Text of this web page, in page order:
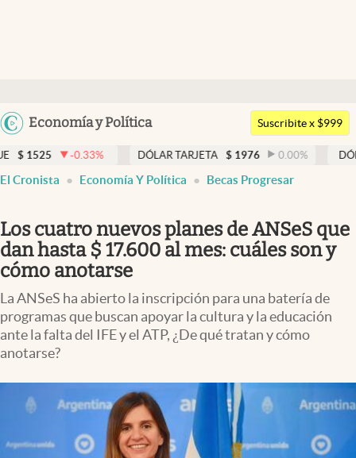
Argentina
Uruguay
Economía y Política
Members
Economía y Política
Finanzas y Mercados
Negocios
Columnistas
Otras secciones
Apertura
Suscribite x $999
% DÓLAR TARJETA $ 1976 0.00% DÓLAR MEP
El Cronista Economía Y Política Becas Progresar
Los cuatro nuevos planes de ANSeS que
dan hasta $ 17.600 al mes: cuáles son y
cómo anotarse
La ANSeS ha abierto la inscripción para una batería de
programas que buscan apoyar la cultura y la educación
ante la falta del IFE y el ATP, ¿De qué tratan y cómo
anotarse?